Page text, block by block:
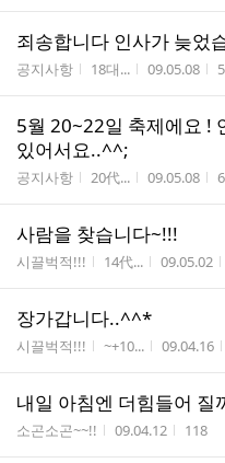
죄송합니다 인사가 늦었
게시판명
공지사항 작성자
18대... 작성시간
09.05.08
5월 20~22일 축제에요 !
있어서요..^^;
게시판명
공지사항 작성자
20代... 작성시간
09.05.08
사람을 찾습니다~!!!
게시판명
시끌벅적!!! 작성자
14代... 작성시간
09.05.02
장가갑니다..^^*
게시판명
시끌벅적!!! 작성자
~+10... 작성시간
09.04.16
내일 아침엔 더힘들어 질
게시판명
소곤소곤~~!! 작성시간
09.04.12 조회수
118